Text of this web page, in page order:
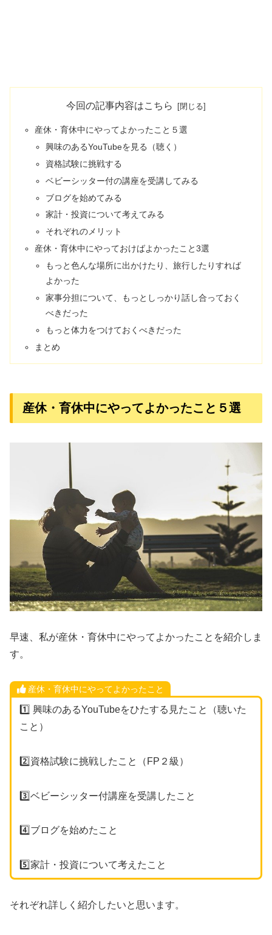
今回の記事内容はこちら
産休・育休中にやってよかったこと５選
興味のあるYouTubeを見る（聴く）
資格試験に挑戦する
ベビーシッター付の講座を受講してみる
ブログを始めてみる
家計・投資について考えてみる
それぞれのメリット
産休・育休中にやっておけばよかったこと3選
もっと色んな場所に出かけたり、旅行したりすれば
よかった
家事分担について、もっとしっかり話し合っておく
べきだった
もっと体力をつけておくべきだった
まとめ
産休・育休中にやってよかったこと５選
早速、私が産休・育休中にやってよかったことを紹介しま
す。
産休・育休中にやってよかったこと
1️⃣ 興味のあるYouTubeをひたする見たこと（聴いた
こと）
2️⃣資格試験に挑戦したこと（FP２級）
3️⃣ベビーシッター付講座を受講したこと
4️⃣ブログを始めたこと
5️⃣家計・投資について考えたこと
それぞれ詳しく紹介したいと思います。